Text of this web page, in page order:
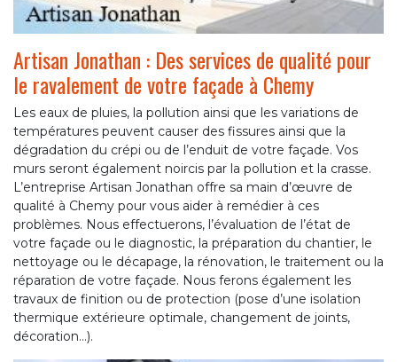
Artisan Jonathan : Des services de qualité pour
le ravalement de votre façade à Chemy
Les eaux de pluies, la pollution ainsi que les variations de
températures peuvent causer des fissures ainsi que la
dégradation du crépi ou de l’enduit de votre façade. Vos
murs seront également noircis par la pollution et la crasse.
L’entreprise Artisan Jonathan offre sa main d’œuvre de
qualité à Chemy pour vous aider à remédier à ces
problèmes. Nous effectuerons, l’évaluation de l’état de
votre façade ou le diagnostic, la préparation du chantier, le
nettoyage ou le décapage, la rénovation, le traitement ou la
réparation de votre façade. Nous ferons également les
travaux de finition ou de protection (pose d’une isolation
thermique extérieure optimale, changement de joints,
décoration…).